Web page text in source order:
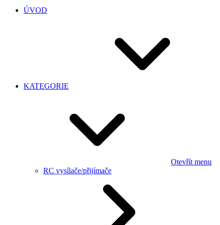
ÚVOD
KATEGORIE
Otevřít menu
RC vysílače/přijímače